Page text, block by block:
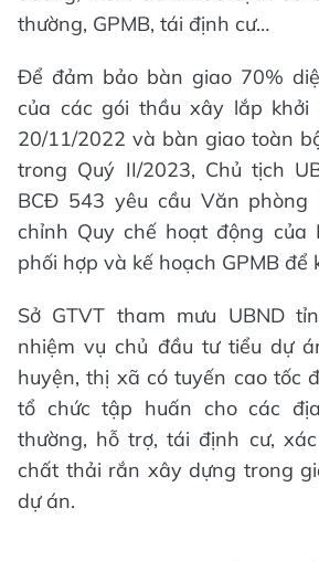
thường, GPMB, tái định cư…
Để đảm bảo bàn giao 70%
của các gói thầu xây lắp khởi
20/11/2022 và bàn giao toàn
trong Quý II/2023, Chủ tịch
BCĐ 543 yêu cầu Văn phòng
chỉnh Quy chế hoạt động của
phối hợp và kế hoạch GPMB để
Sở GTVT tham mưu UBND
nhiệm vụ chủ đầu tư tiểu dự
huyện, thị xã có tuyến cao tốc
tổ chức tập huấn cho các
thường, hỗ trợ, tái định cư,
chất thải rắn xây dựng trong
dự án.